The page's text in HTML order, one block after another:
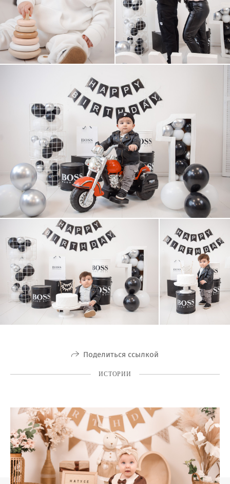
Поделиться ссылкой
ИСТОРИИ